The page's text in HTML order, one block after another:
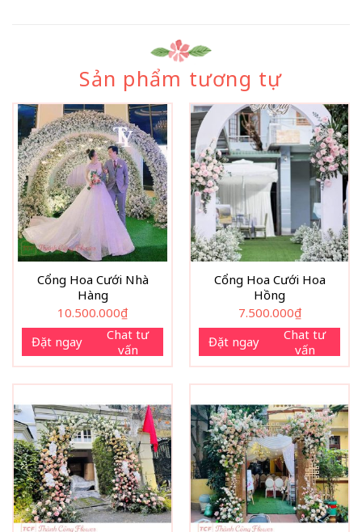
Sản phẩm tương tự
Cổng Hoa Cưới Nhà
Hàng
10.500.000₫
Đặt ngay
Chat tư
vấn
Cổng Hoa Cưới Hoa
Hồng
7.500.000₫
Đặt ngay
Chat tư
vấn